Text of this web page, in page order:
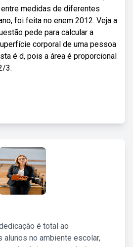
medidas de diferentes
foi feita no enem 2012. Veja a
pede para calcular a
corporal de uma pessoa
é d, pois a área é proporcional
3.
é total ao
no ambiente escolar,